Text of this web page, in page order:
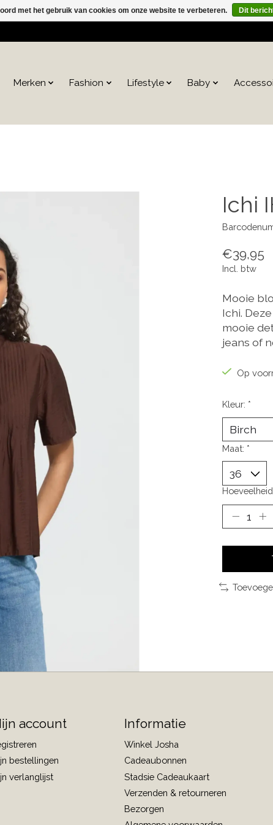
Merken Fashion Lifestyle Baby
Ichi
€39,95
Incl. btw
Mooie
Ichi.
mooie
jeans of
Op
Kleur: *
Maat: *
account
bestellingen
verlanglijst
Informatie
Winkel Josha
Cadeaubonnen
Stadsie Cadeaukaart
Verzenden & retourneren
Bezorgen
met het gebruik van cookies om onze website te verbeteren. Dit